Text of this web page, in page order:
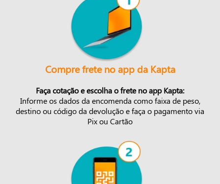
Compre frete no app da Kapta
Faça cotação e escolha o frete no app Kapta:
Informe os dados da encomenda como faixa de peso,
destino ou código da devolução e faça o pagamento via
Pix ou Cartão